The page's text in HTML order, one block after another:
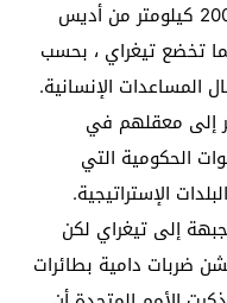
نوفمبر ، أكدوا أن قواتهم على بعد 200 كيلومتر من أديس
تخضع تيغراي ، بحسب
المساعدات الإنسانية.
إلى معقلهم في
الحكومية التي
الإستراتيجية.
إلى تيغراي لكن
ضربات دامية بطائرات